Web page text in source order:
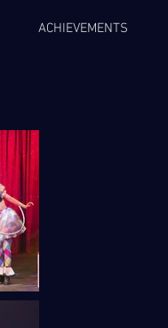
ACHIEVEMENTS